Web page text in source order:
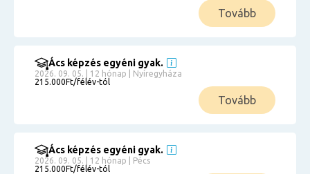
Tovább
Ács képzés egyéni gyak.
2026. 09. 05. | 12 hónap | Nyíregyháza
215.000Ft/félév-tól
Tovább
Ács képzés egyéni gyak.
2026. 09. 05. | 12 hónap | Pécs
215.000Ft/félév-tól